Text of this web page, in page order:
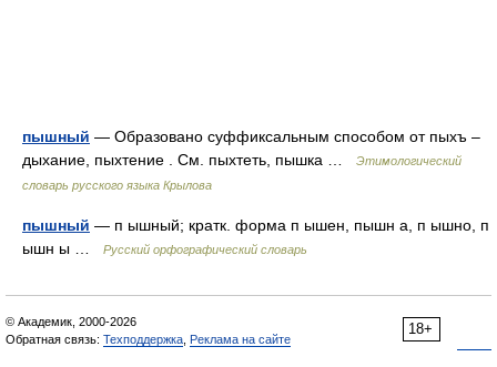
пышный — Образовано суффиксальным способом от пыхъ –
дыхание, пыхтение . См. пыхтеть, пышка …
Этимологический
словарь русского языка Крылова
пышный — п ышный; кратк. форма п ышен, пышн а, п ышно, п
ышн ы …
Русский орфографический словарь
18+
© Академик, 2000-2026
Обратная связь: Техподдержка Реклама на сайте